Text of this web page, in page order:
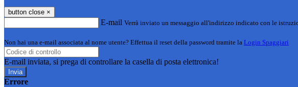
button close ×
E-mail Verrà inviato un messaggio all'indirizzo indicato con le
Non hai una e-mail associata al nome utente? Effettua il reset della password tramite la Login Spaggiari
E-mail inviata, si prega di controllare la casella di posta elettronica!
Errore